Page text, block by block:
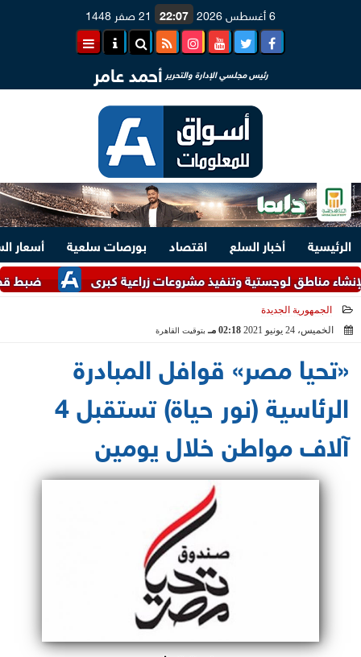
6 أغسطس 2026 22:07 21 صفر 1448
رئيس مجلسي الإدارة والتحرير أحمد عامر
الرئيسية أخبار السلع اقتصاد بورصات سلعية
أسعار
ضبط قضايا اتجار
لوجستية وتنفيذ مشروعات زراعية كبرى
الجمهورية الجديدة
الخميس، 24 يونيو 2021
02:18 مـ بتوقيت القاهرة
«تحيا مصر» قوافل المبادرة
الرئاسية (نور حياة) تستقبل 4
آلاف مواطن خلال يومين